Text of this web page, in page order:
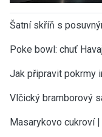
Šatní skříň s
Poke bowl: chuť
Jak připravit pokrmy
Vlčický bramborový
Masarykovo cukroví